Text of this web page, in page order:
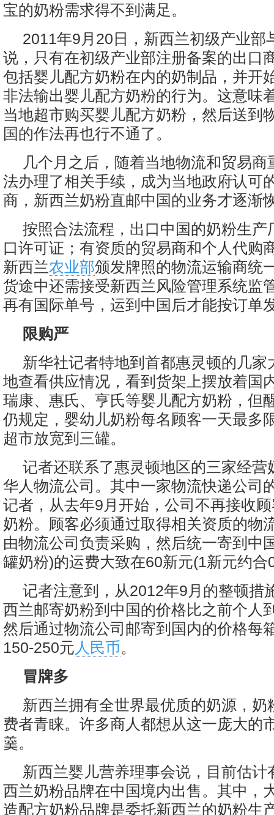
宝的奶粉需求得不到满足。
2011年9月20日，新西兰初级产业部
说，只有在初级产业部注册备案的出口
包括婴儿配方奶粉在内的奶制品，并开
非法输出婴儿配方奶粉的行为。这意味
当地超市购买婴儿配方奶粉，然后送到
国的作法再也行不通了。
几个月之后，随着当地物流和贸易商
法办理了相关手续，成为当地政府认可
商，新西兰奶粉直邮中国的业务才逐渐
按照合法流程，出口中国的奶粉生产
口许可证；有资质的贸易商和个人代购
新西兰农业部颁发牌照的物流运输商统
货途中还需接受新西兰风险管理系统监
再有国际单号，运到中国后才能按订单
限购严
新华社记者特地到首都惠灵顿的几家
地查看供应情况，看到货架上摆放着国
瑞康、惠氏、亨氏等婴儿配方奶粉，但
仍规定，婴幼儿奶粉每名顾客一天最多
超市放宽到三罐。
记者还联系了惠灵顿地区的三家经营
华人物流公司。其中一家物流快递公司
记者，从去年9月开始，公司不再接收
奶粉。顾客必须通过取得相关资质的物
由物流公司负责采购，然后统一寄到中
罐奶粉)的运费大致在60新元(1新元约合
记者注意到，从2012年9月的整顿措
西兰邮寄奶粉到中国的价格比之前个人
然后通过物流公司邮寄到国内的价格每
150-250元 人民币。
冒牌多
新西兰拥有全世界最优质的奶源，奶
费者青睐。许多商人都想从这一庞大的
羹。
新西兰婴儿营养理事会说，目前估计
西兰奶粉品牌在中国境内出售。其中，
造配方奶粉品牌是委托新西兰的奶粉生